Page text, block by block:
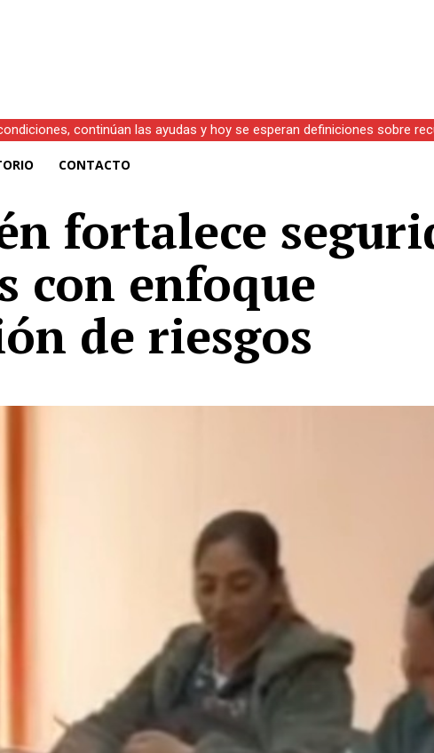
continúan las ayudas y hoy se esperan definiciones sobre
CONTACTO
fortalece
con enfoque
de riesgos